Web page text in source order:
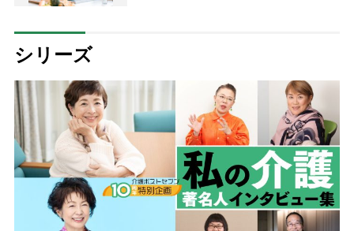
シリーズ